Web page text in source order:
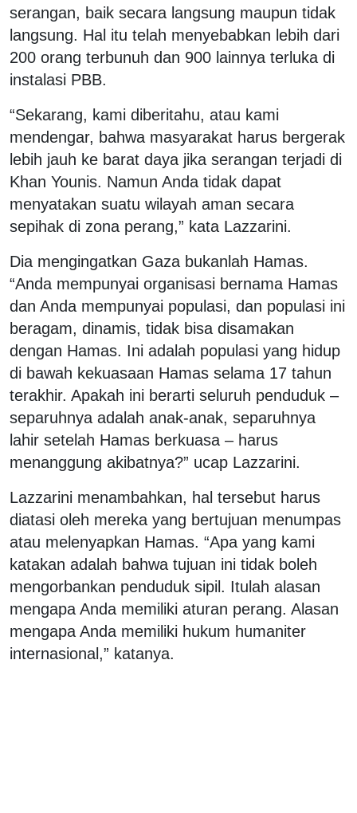
serangan, baik secara langsung maupun tidak
langsung. Hal itu telah menyebabkan lebih dari
200 orang terbunuh dan 900 lainnya terluka di
instalasi PBB.
“Sekarang, kami diberitahu, atau kami
mendengar, bahwa masyarakat harus bergerak
lebih jauh ke barat daya jika serangan terjadi di
Khan Younis. Namun Anda tidak dapat
menyatakan suatu wilayah aman secara
sepihak di zona perang,” kata Lazzarini.
Dia mengingatkan Gaza bukanlah Hamas.
“Anda mempunyai organisasi bernama Hamas
dan Anda mempunyai populasi, dan populasi ini
beragam, dinamis, tidak bisa disamakan
dengan Hamas. Ini adalah populasi yang hidup
di bawah kekuasaan Hamas selama 17 tahun
terakhir. Apakah ini berarti seluruh penduduk –
separuhnya adalah anak-anak, separuhnya
lahir setelah Hamas berkuasa – harus
menanggung akibatnya?” ucap Lazzarini.
Lazzarini menambahkan, hal tersebut harus
diatasi oleh mereka yang bertujuan menumpas
atau melenyapkan Hamas. “Apa yang kami
katakan adalah bahwa tujuan ini tidak boleh
mengorbankan penduduk sipil. Itulah alasan
mengapa Anda memiliki aturan perang. Alasan
mengapa Anda memiliki hukum humaniter
internasional,” katanya.